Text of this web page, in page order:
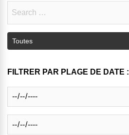
FILTRER PAR PLAGE DE DATE :